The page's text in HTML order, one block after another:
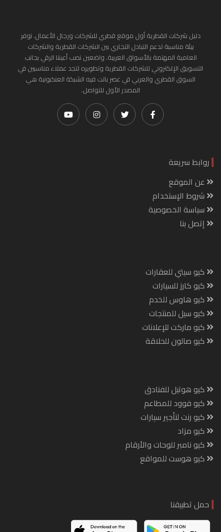
دليل شركات القطرية أول موقع قطري للشركات ورجال الأعمال. نوفر
بيئة مناسبة لدعم التبادل التجاري بين الشركات القطرية والشركات
العامية المهتمة بالأسواق العربية. واضعين نصب أعيننا الرقي بجانب
التسويق الإلكتروني للشركات القطرية وتطويره لتجد عملاء مناسبين في
السوق القطري والعربي في عصر باتت فيه الشبكة العنكبونية هي
المصدر الأول للتواصل.
روابط سريعة
عن الموقع
شروط الإستخدام
سياسة الخصوصية
إتصل بنا
كيو سيتي للعقارات
كيو كارز للسيارات
كيو هاوس للخدم
كيو سيل للمنتجات
كيو ماركت للإعلانات
كيو صالون للحلاقة
كيو هوتيل للفنادق
كيو فوود للمطاعم
كيو رنت لتأجير سيارات
كيو مزاد
كيو نامبر للوحات والأرقام
كيو هوست للمواقع
حمل تطبيقنا